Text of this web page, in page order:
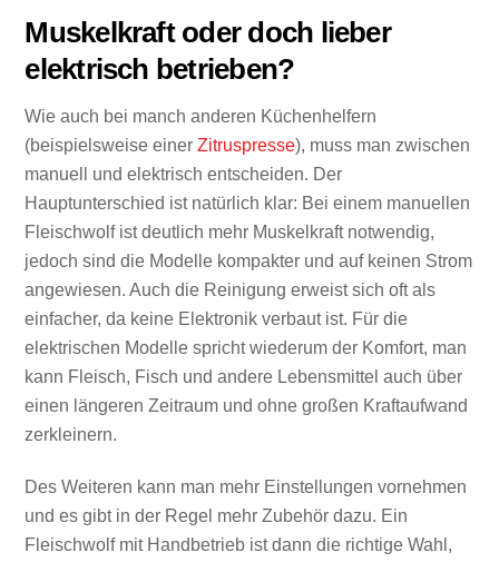
Muskelkraft oder doch lieber
elektrisch betrieben?
Wie auch bei manch anderen Küchenhelfern
(beispielsweise einerZitruspresse), muss man zwischen
manuell und elektrisch entscheiden. Der
Hauptunterschied ist natürlich klar: Bei einem manuellen
Fleischwolf ist deutlich mehr Muskelkraft notwendig,
jedoch sind die Modelle kompakter und auf keinen Strom
angewiesen. Auch die Reinigung erweist sich oft als
einfacher, da keine Elektronik verbaut ist. Für die
elektrischen Modelle spricht wiederum der Komfort, man
kann Fleisch, Fisch und andere Lebensmittel auch über
einen längeren Zeitraum und ohne großen Kraftaufwand
zerkleinern.
Des Weiteren kann man mehr Einstellungen vornehmen
und es gibt in der Regel mehr Zubehör dazu. Ein
Fleischwolf mit Handbetrieb ist dann die richtige Wahl,